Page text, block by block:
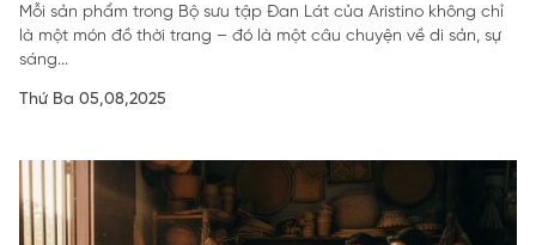
Mỗi sản phẩm trong Bộ sưu tập Đan Lát của Aristino không chỉ
là một món đồ thời trang – đó là một câu chuyện về di sản, sự
sáng...
Thứ Ba 05,08,2025